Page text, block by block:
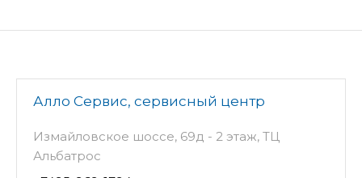
Алло Сервис, сервисный центр
Измайловское шоссе, 69д - 2 этаж, ТЦ
Альбатрос